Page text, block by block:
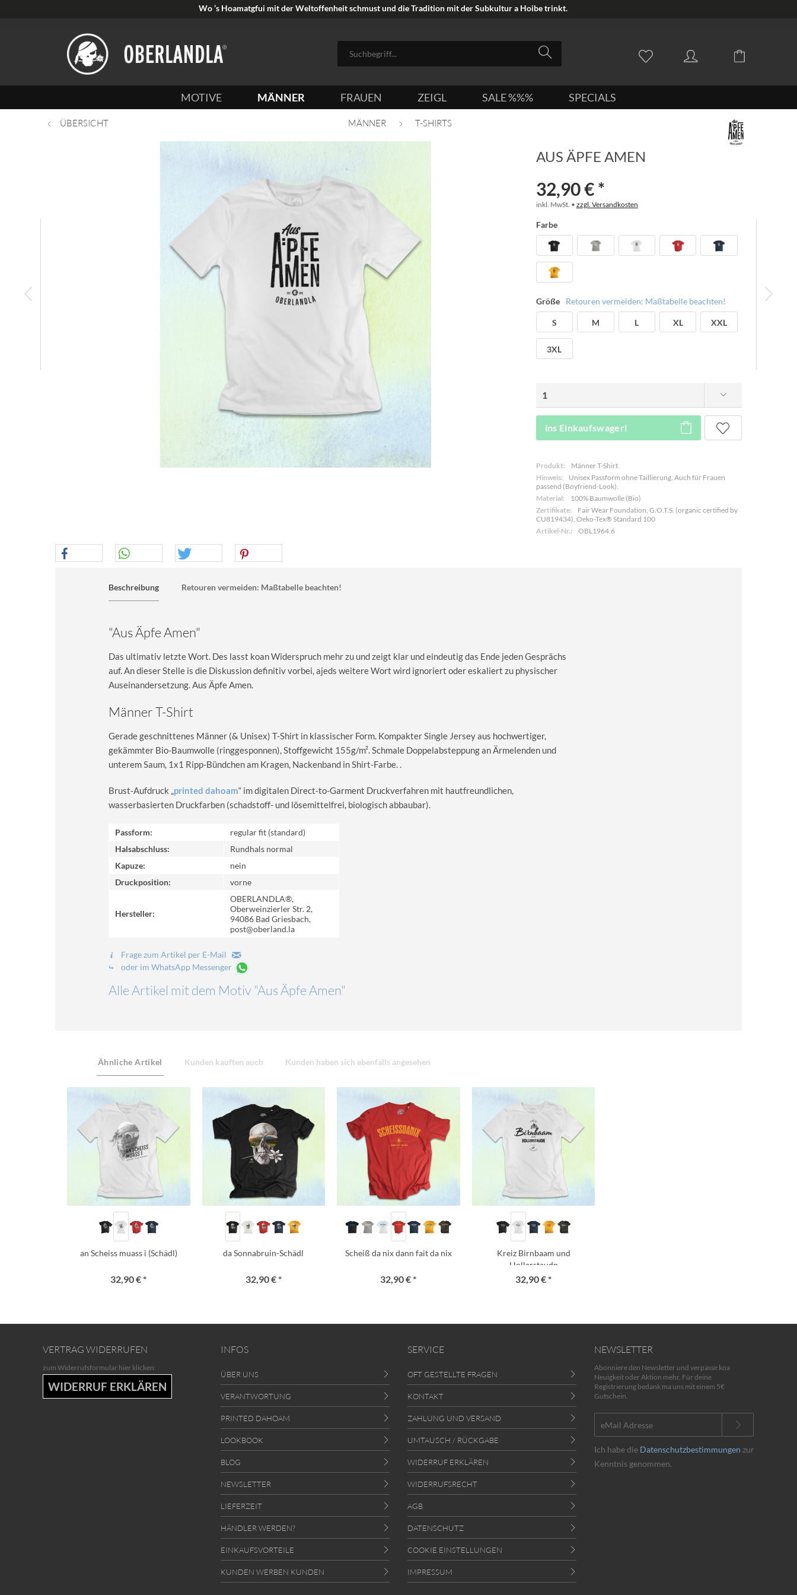
Wo ’s Hoamatgfui mit der Weltoffenheit schmust und die Tradition mit der Subkultur a Hoibe trinkt.
MOTIVE MÄNNER FRAUEN ZEIGL SALE %%% SPECIALS
ÜBERSICHT MÄNNER T-SHIRTS
AUS ÄPFE AMEN
32,90 € *
inkl. MwSt. • zzgl. Versandkosten
Farbe
Größe Retouren vermeiden: Maßtabelle beachten!
S M L XL XXL
3XL
ins Einkaufswagerl
Produkt:
Männer T-Shirt
Hinweis:
Unisex Passform ohne Taillierung. Auch für Frauen
passend (Boyfriend-Look).
Material:
100% Baumwolle (Bio)
Zertifikate:
Fair Wear Foundation, G.O.T.S. (organic certified by
CU819434), Oeko-Tex® Standard 100
Artikel-Nr.:
OBL1964.6
Beschreibung Retouren vermeiden: Maßtabelle beachten!
"Aus Äpfe Amen"
Das ultimativ letzte Wort. Des lasst koan Widerspruch mehr zu und zeigt klar und eindeutig das Ende jeden Gesprächs
auf. An dieser Stelle is die Diskussion definitiv vorbei, ajeds weitere Wort wird ignoriert oder eskaliert zu physischer
Auseinandersetzung. Aus Äpfe Amen.
Männer T-Shirt
Gerade geschnittenes Männer (& Unisex) T-Shirt in klassischer Form. Kompakter Single Jersey aus hochwertiger,
gekämmter Bio-Baumwolle (ringgesponnen), Stoffgewicht 155g/m². Schmale Doppelabsteppung an Ärmelenden und
unterem Saum, 1x1 Ripp-Bündchen am Kragen, Nackenband in Shirt-Farbe. .
Brust-Aufdruck „printed dahoam“ im digitalen Direct-to-Garment Druckverfahren mit hautfreundlichen,
wasserbasierten Druckfarben (schadstoff- und lösemittelfrei, biologisch abbaubar).
Passform:
regular fit (standard)
Halsabschluss:
Rundhals normal
Kapuze:
nein
Druckposition:
vorne
Hersteller:
OBERLANDLA®,
Oberweinzierler Str. 2,
94086 Bad Griesbach,
post@oberland.la
Frage zum Artikel per E-Mail
oder im WhatsApp Messenger
Alle Artikel mit dem Motiv "Aus Äpfe Amen"
Ähnliche Artikel Kunden kauften auch Kunden haben sich ebenfalls angesehen
an Scheiss muass i (Schädl)
32,90 € *
da Sonnabruin-Schädl
32,90 € *
Scheiß da nix dann fait da nix
32,90 € *
Kreiz Birnbaam und
Hollerstaudn
32,90 € *
VERTRAG WIDERRUFEN
zum Widerrufsformular hier klicken:
WIDERRUF ERKLÄREN
INFOS
ÜBER UNS
VERANTWORTUNG
PRINTED DAHOAM
LOOKBOOK
BLOG
NEWSLETTER
LIEFERZEIT
HÄNDLER WERDEN?
EINKAUFSVORTEILE
KUNDEN WERBEN KUNDEN
SERVICE
OFT GESTELLTE FRAGEN
KONTAKT
ZAHLUNG UND VERSAND
UMTAUSCH / RÜCKGABE
WIDERRUF ERKLÄREN
WIDERRUFSRECHT
AGB
DATENSCHUTZ
COOKIE EINSTELLUNGEN
IMPRESSUM
NEWSLETTER
Abonniere den Newsletter und verpasse koa
Neuigkeit oder Aktion mehr. Für deine
Registrierung bedank ma uns mit einem 5€
Gutschein.
Ich habe die Datenschutzbestimmungen zur
Kenntnis genommen.